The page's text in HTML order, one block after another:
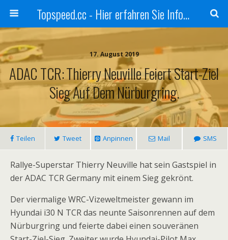
Topspeed.cc - Hier erfahren Sie Infos über die Rennsportszene mit Vollgas
17. August 2019
ADAC TCR: Thierry Neuville Feiert Start-Ziel
Sieg Auf Dem Nürburgring.
Teilen Tweet Anpinnen Mail SMS
Rallye-Superstar Thierry Neuville hat sein Gastspiel in
der ADAC TCR Germany mit einem Sieg gekrönt.
Der viermalige WRC-Vizeweltmeister gewann im
Hyundai i30 N TCR das neunte Saisonrennen auf dem
Nürburgring und feierte dabei einen souveränen